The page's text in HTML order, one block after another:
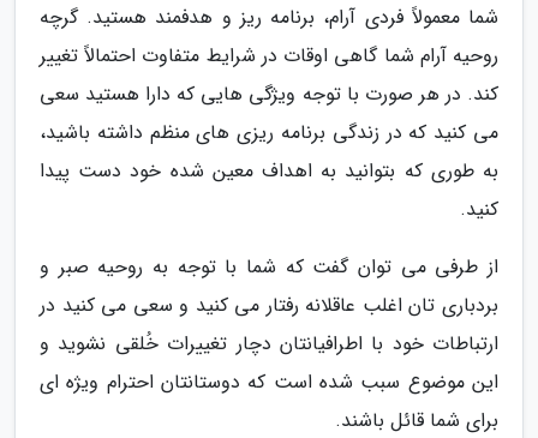
شما معمولاً فردی آرام، برنامه ریز و هدفمند هستید. گرچه
روحیه آرام شما گاهی اوقات در شرایط متفاوت احتمالاً تغییر
کند. در هر صورت با توجه ویژگی هایی که دارا هستید سعی
می کنید که در زندگی برنامه ریزی های منظم داشته باشید،
به طوری که بتوانید به اهداف معین شده خود دست پیدا
کنید.
از طرفی می توان گفت که شما با توجه به روحیه صبر و
بردباری تان اغلب عاقلانه رفتار می کنید و سعی می کنید در
ارتباطات خود با اطرافیانتان دچار تغییرات خُلقی نشوید و
این موضوع سبب شده است که دوستانتان احترام ویژه ای
برای شما قائل باشند.